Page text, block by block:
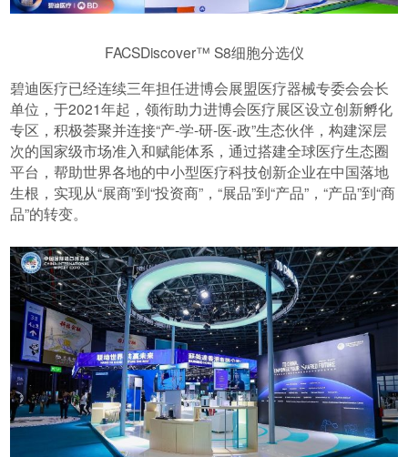
FACSDiscover™ S8细胞分选仪
碧迪医疗已经连续三年担任进博会展盟医疗器械专委会会长
单位，于2021年起，领衔助力进博会医疗展区设立创新孵化
专区，积极荟聚并连接“产-学-研-医-政”生态伙伴，构建深层
次的国家级市场准入和赋能体系，通过搭建全球医疗生态圈
平台，帮助世界各地的中小型医疗科技创新企业在中国落地
生根，实现从“展商”到“投资商”，“展品”到“产品”，“产品”到“商
品”的转变。